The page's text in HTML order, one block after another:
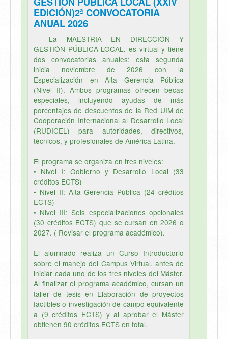
EDICIÓN)2ª CONVOCATORIA
ANUAL 2026
La MAESTRIA EN DIRECCIÓN Y
GESTIÓN PÚBLICA LOCAL, es virtual y tiene
dos convocatorias anuales; esta segunda
inicia noviembre de 2026 con la
Especialización en Alta Gerencia Pública
(Nivel II). Ambos programas ofrecen becas
especiales, incluyendo ayudas de más
porcentajes de descuentos de la Red UIM de
Cooperación Internacional al Desarrollo Local
(RUDICEL) para autoridades, directivos,
técnicos, y profesionales de América Latina.
El programa se organiza en tres niveles:
• Nivel I: Gobierno y Desarrollo Local (33
créditos ECTS)
• Nivel II: Alta Gerencia Pública (24 créditos
ECTS)
• Nivel III: Seis especializaciones opcionales
(30 créditos ECTS) que se cursan en 2026 o
2027. ( Revisar el programa académico).
El alumnado realiza un Curso Introductorio
sobre el manejo del Campus Virtual, antes de
iniciar cada uno de los tres niveles del Máster.
Al finalizar el programa académico, cursan un
taller de tesis en Elaboración de proyectos
factibles o investigación de campo equivalente
a (9 créditos ECTS) y al aprobar el Máster
obtienen 90 créditos ECTS en total.